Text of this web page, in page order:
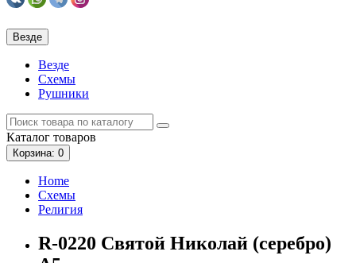
Везде
Везде
Схемы
Рушники
Каталог товаров
Корзина: 0
Home
Схемы
Религия
R-0220 Святой Николай (серебро)